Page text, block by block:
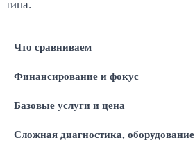
типа.
Что сравниваем
Финансирование и фокус
Базовые услуги и цена
Сложная диагностика, оборудование